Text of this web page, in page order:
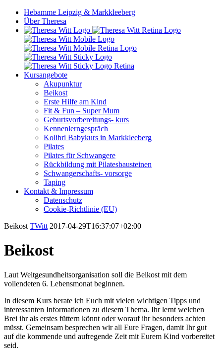
Hebamme Leipzig & Markkleeberg
Über Theresa
Kursangebote
Akupunktur
Beikost
Erste Hilfe am Kind
Fit & Fun – Super Mum
Geburtsvorbereitungs- kurs
Kennenlerngespräch
Kolibri Babykurs in Markkleeberg
Pilates
Pilates für Schwangere
Rückbildung mit Pilatesbausteinen
Schwangerschafts- vorsorge
Taping
Kontakt & Impressum
Datenschutz
Cookie-Richtlinie (EU)
Beikost TWitt 2017-04-29T16:37:07+02:00
Beikost
Laut Weltgesundheitsorganisation soll die Beikost mit dem
vollendeten 6. Lebensmonat beginnen.
In diesem Kurs berate ich Euch mit vielen wichtigen Tipps und
interessanten Informationen zu diesem Thema. Ihr lernt welchen
Brei ihr als erstes füttern könnt oder worauf ihr besonders achten
müsst. Gemeinsam besprechen wir all Eure Fragen, damit Ihr gut
auf die kommende und aufregende Zeit mit Eurem Kind vorbereitet
seid.